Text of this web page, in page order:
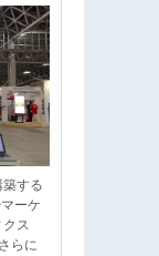
する
ーケ
ス
らに